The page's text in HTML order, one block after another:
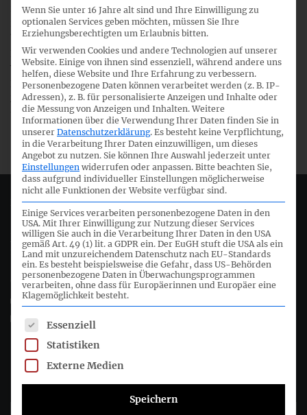
2016 dieVerordnung (EG) Nr. 2016/2067vom 22. November
2016 zur Änderung der Verordnung (EG) Nr. 1126/2008
betreffend die Übernahme bestimmter internationaler
Rechnungslegungsstandards in Übereinstimmung mit der
Verordnung (EG) Nr. 1606/2002 des Europäischen
Parlaments und des Rates veröffentlicht.
Mit dieser Verordnung wirdIFRS 9 Finanzinstrumente
übernommen.
Deutsches Rechnungslegungs Standards Committee e.V.
Joachimsthaler Str. 34
10719 Berlin
+49 (0)30 20 64 12 - 0
+49 (0)30 20 64 12 - 15
info@drsc.de
Folgen Sie dem DRSC
Wenn Sie unter 16 Jahre alt sind und Ihre Einwilligung zu
optionalen Services geben möchten, müssen Sie Ihre
Erziehungsberechtigten um Erlaubnis bitten.
Wir verwenden Cookies und andere Technologien auf unserer
Website. Einige von ihnen sind essenziell, während andere uns
helfen, diese Website und Ihre Erfahrung zu verbessern.
Personenbezogene Daten können verarbeitet werden (z. B. IP-
Adressen), z. B. für personalisierte Anzeigen und Inhalte oder
die Messung von Anzeigen und Inhalten. Weitere
Informationen über die Verwendung Ihrer Daten finden Sie in
unserer Datenschutzerklärung. Es besteht keine Verpflichtung,
in die Verarbeitung Ihrer Daten einzuwilligen, um dieses
Angebot zu nutzen. Sie können Ihre Auswahl jederzeit unter
Einstellungen widerrufen oder anpassen. Bitte beachten Sie,
dass aufgrund individueller Einstellungen möglicherweise
nicht alle Funktionen der Website verfügbar sind.
Einige Services verarbeiten personenbezogene Daten in den
USA. Mit Ihrer Einwilligung zur Nutzung dieser Services
willigen Sie auch in die Verarbeitung Ihrer Daten in den USA
gemäß Art. 49 (1) lit. a GDPR ein. Der EuGH stuft die USA als ein
Land mit unzureichendem Datenschutz nach EU-Standards
ein. Es besteht beispielsweise die Gefahr, dass US-Behörden
personenbezogene Daten in Überwachungsprogrammen
verarbeiten, ohne dass für Europäerinnen und Europäer eine
Klagemöglichkeit besteht.
Es folgt eine Liste der Service-Gruppen, für die eine
Essenziell
Statistiken
Externe Medien
Speichern